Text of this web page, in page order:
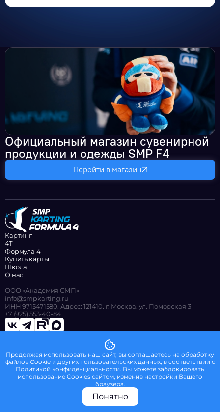
Школа Прайс
Официальный магазин сувенирной
продукции и одежды SMP F4
Перейти в магазин
Картинг
4Т
Формула 4
Купить карты
Школа
О нас
ООО «Академия СМП»
info@smpkarting.ru
ИНН 9715471580, Адрес: 121410, г. Москва, ул. Поморская 3
+7 (925) 553-40-84
© 2026 ООО «Академия СМП»
Политика конфиденциальности
Оферта SMP F4 2025 для зрителей
Политика в отношении обработки персональных данных
Продолжая использовать наш сайт, вы соглашаетесь на обработку
файлов Сookie и других пользовательских данных, в соответствии с
Политикой конфиденциальности. Вы можете заблокировать
использование Cookies сайтом, изменив настройки Вашего
браузера.
Понятно